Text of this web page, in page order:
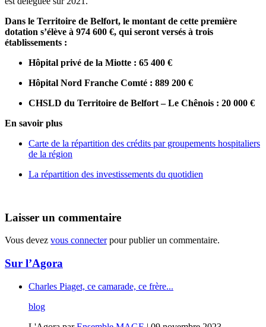
Dans le Territoire de Belfort, le montant de cette première
dotation s’élève à 974 600 €, qui seront versés à trois
établissements :
Hôpital privé de la Miotte : 65 400 €
Hôpital Nord Franche Comté : 889 200 €
CHSLD du Territoire de Belfort – Le Chênois : 20 000 €
En savoir plus
Carte de la répartition des crédits par groupements hospitaliers
de la région
La répartition des investissements du quotidien
Laisser un commentaire
Vous devez vous connecterpour publier un commentaire.
Sur l’Agora
Charles Piaget, ce camarade, ce frère...
blog